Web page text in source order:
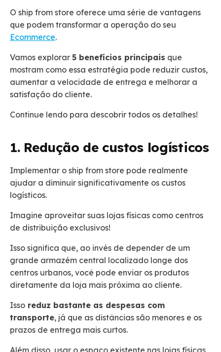
O ship from store oferece uma série de vantagens
que podem transformar a operação do seu
Ecommerce.
Vamos explorar 5 benefícios principais que
mostram como essa estratégia pode reduzir custos,
aumentar a velocidade de entrega e melhorar a
satisfação do cliente.
Continue lendo para descobrir todos os detalhes!
1. Redução de custos logísticos
Implementar o ship from store pode realmente
ajudar a diminuir significativamente os custos
logísticos.
Imagine aproveitar suas lojas físicas como centros
de distribuição exclusivos!
Isso significa que, ao invés de depender de um
grande armazém central localizado longe dos
centros urbanos, você pode enviar os produtos
diretamente da loja mais próxima ao cliente.
Isso reduz bastante as despesas com
transporte, já que as distâncias são menores e os
prazos de entrega mais curtos.
Além disso, usar o espaço existente nas lojas físicas